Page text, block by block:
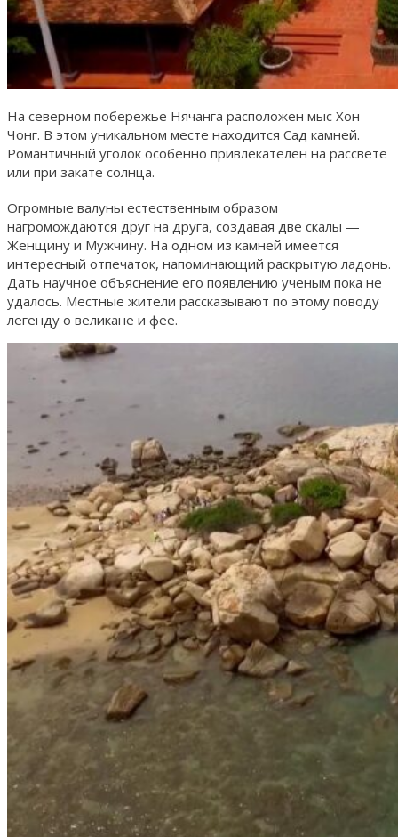
На северном побережье Нячанга расположен мыс Хон
Чонг. В этом уникальном месте находится Сад камней.
Романтичный уголок особенно привлекателен на рассвете
или при закате солнца.
Огромные валуны естественным образом
нагромождаются друг на друга, создавая две скалы —
Женщину и Мужчину. На одном из камней имеется
интересный отпечаток, напоминающий раскрытую ладонь.
Дать научное объяснение его появлению ученым пока не
удалось. Местные жители рассказывают по этому поводу
легенду о великане и фее.